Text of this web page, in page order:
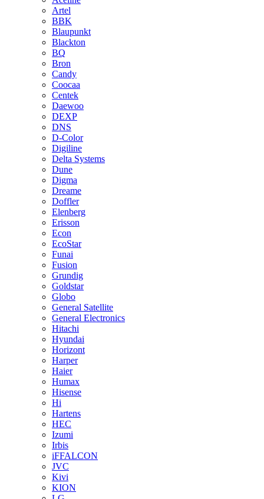
Artel
BBK
Blaupunkt
Blackton
BQ
Bron
Candy
Coocaa
Centek
Daewoo
DEXP
DNS
D-Color
Digiline
Delta Systems
Dune
Digma
Dreame
Doffler
Elenberg
Erisson
Econ
EcoStar
Funai
Fusion
Grundig
Goldstar
Globo
General Satellite
General Electronics
Hitachi
Hyundai
Horizont
Harper
Haier
Humax
Hisense
Hi
Hartens
HEC
Izumi
Irbis
iFFALCON
JVC
Kivi
KION